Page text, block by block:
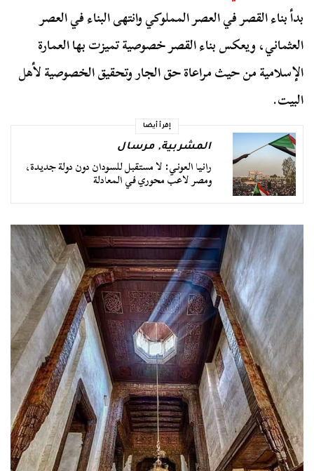
بدأ بناء القصر في العصر المملوكي وانتهى البناء في العصر
العثماني، ويعكس بناء القصر خصوصية تميزت بها العمارة
الإسلامية من حيث مراعاة حق الجار وتحقيق الخصوصية لأهل
البيت.
إقرأ أيضا
المشربية,مرسال
رانيا العوني: لا مستقبل للسودان دون دولة جديدة،
ومصر لاعب محوري في المعادلة